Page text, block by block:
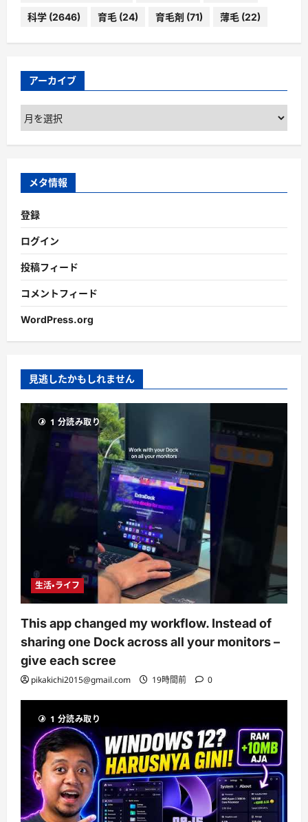
科学 (2646) 育毛 (24) 育毛剤 (71) 薄毛 (22)
アーカイブ
ア
ー
カ
ブ
メタ情報
登録
ログイン
投稿フィード
コメントフィード
WordPress.org
見逃したかもしれません
1 分読み取り
生活・ライフ
This app changed my workflow. Instead of
sharing one Dock across all your monitors –
give each scree
pikakichi2015@gmail.com 19時間前 0
1 分読み取り